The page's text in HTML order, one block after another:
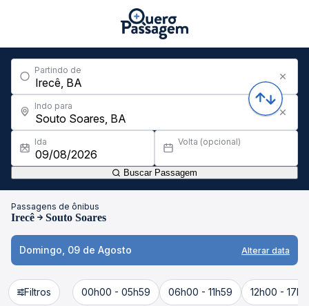
Partindo de
Indo para
Ida Volta (opcional)
Buscar Passagem
Passagens de ônibus
Irecê Souto Soares
Domingo, 09 de Agosto Alterar data
Filtros 00h00 - 05h59 06h00 - 11h59 12h00 -